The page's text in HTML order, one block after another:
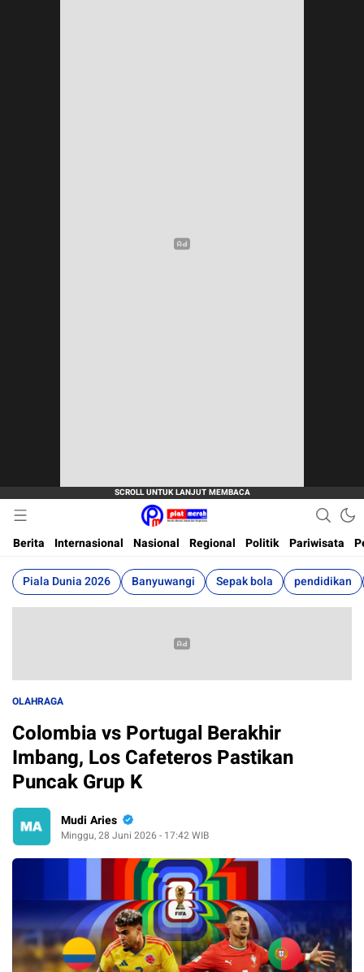
Plat Merah
Berita Terkini, Akurat, Terpercaya Dan Cepat
Berita
Internasional Nasional Regional Politik Pariwisata
Piala Dunia 2026 Banyuwangi Sepak bola pendidikan
OLAHRAGA
Colombia vs Portugal Berakhir
Imbang, Los Cafeteros Pastikan
Puncak Grup K
Mudi Aries
Minggu, 28 Juni 2026 - 17:42 WIB